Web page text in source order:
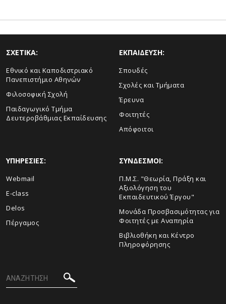
ΣΧΕΤΙΚΑ:
Εθνικό και Καποδιστριακό
Πανεπιστήμιο Αθηνών
Φιλοσοφική Σχολή
Παιδαγωγικό Τμήμα
Δευτεροβάθμιας Εκπαίδευσης
ΕΚΠΑΙΔΕΥΣΗ:
Σπουδές
Σχολές και Τμήματα
Έρευνα
Φοιτητές
Απόφοιτοι
ΥΠΗΡΕΣΙΕΣ:
Webmail
E-class
Delos
Πέργαμος
ΣΥΝΔΕΣΜΟΙ:
Π.Μ.Σ. "Θεωρία, Πράξη και
Αξιολόγηση του
Εκπαιδευτικού Έργου"
Μονάδα Προσβασιμότητας για
Φοιτητές με Αναπηρία
Βιβλιοθήκη και Κέντρο
Πληροφόρησης